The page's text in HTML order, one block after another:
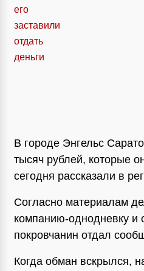
В городе Энгельс
тысяч рублей, которые
сегодня рассказали в
Согласно материалам
компанию-однодневку и
покровчанин отдал
Когда обман вскрылся,